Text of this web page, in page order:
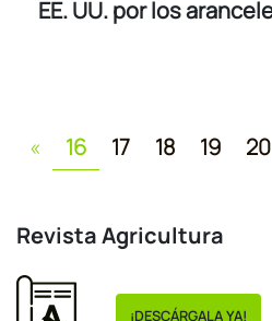
EE. UU. por los
« Previous
16 17 18 19 20
Revista Agricultura
¡DESCÁRGALA YA!